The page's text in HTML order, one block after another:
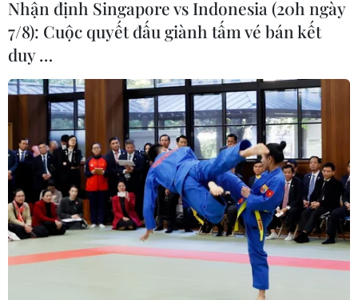
Nhận định Singapore vs Indonesia (20h ngày
7/8): Cuộc quyết đấu giành tấm vé bán kết
duy …